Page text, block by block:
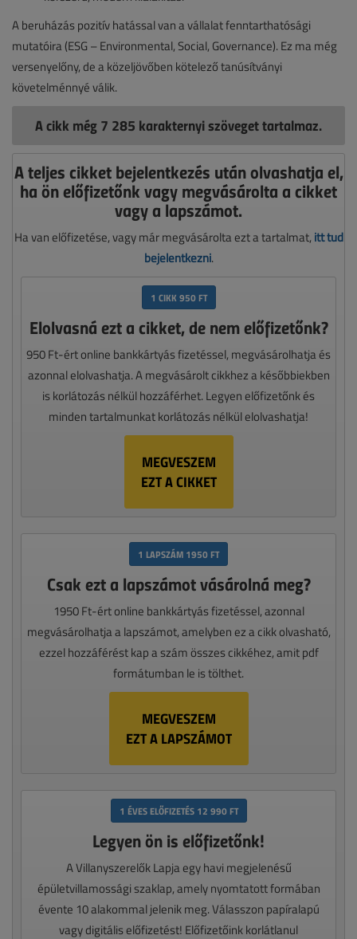
A beruházás pozitív hatással van a vállalat fenntarthatósági
mutatóira (ESG – Environmental, Social, Governance). Ez ma még
versenyelőny, de a közeljövőben kötelező tanúsítványi
követelménnyé válik.
A cikk még 7 285 karakternyi szöveget tartalmaz.
A teljes cikket bejelentkezés után olvashatja el,
ha ön előfizetőnk vagy megvásárolta a cikket
vagy a lapszámot.
Ha van előfizetése, vagy már megvásárolta ezt a tartalmat, itt tud
bejelentkezni.
1 CIKK 950 FT
Elolvasná ezt a cikket, de nem előfizetőnk?
950 Ft-ért online bankkártyás fizetéssel, megvásárolhatja és
azonnal elolvashatja. A megvásárolt cikkhez a későbbiekben
is korlátozás nélkül hozzáférhet. Legyen előfizetőnk és
minden tartalmunkat korlátozás nélkül elolvashatja!
MEGVESZEM
EZT A CIKKET
1 LAPSZÁM 1950 FT
Csak ezt a lapszámot vásárolná meg?
1950 Ft-ért online bankkártyás fizetéssel, azonnal
megvásárolhatja a lapszámot, amelyben ez a cikk olvasható,
ezzel hozzáférést kap a szám összes cikkéhez, amit pdf
formátumban le is tölthet.
MEGVESZEM
EZT A LAPSZÁMOT
1 ÉVES ELŐFIZETÉS 12 990 FT
Legyen ön is előfizetőnk!
A Villanyszerelők Lapja egy havi megjelenésű
épületvillamossági szaklap, amely nyomtatott formában
évente 10 alakommal jelenik meg. Válasszon papíralapú
vagy digitális előfizetést! Előfizetőink korlátlanul